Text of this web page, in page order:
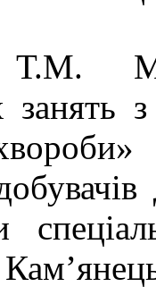
Т.М.
занять